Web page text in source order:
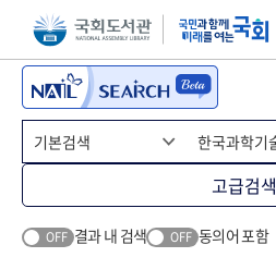
본문 바로가기주메뉴 바로가기
고급검색
OFF 결과 내 검색 OFF 동의어 포함